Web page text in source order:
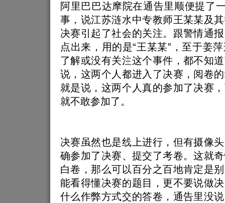
阿里巴巴达摩院在通告里顺便提了
事，说江苏涟水中专教师王某某及
决赛引起了社会的关注。跟警情通
点出来，用的是“王某某”，至于姜
了解或没有关注这个事件，都不知
说，这两个人都进入了决赛，阅卷
就是说，这两个人真的参加了决赛
就不敢参加了。
决赛虽然也是线上进行，但有摄像
确参加了决赛、提交了考卷。这就
白卷，那么可以百分之百地肯定是
能看得懂决赛的题目，更不要说做
什么作弊方式交的答卷，通告里没